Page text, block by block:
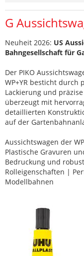
G
Neuheit 2026: US
Bahngesellschaft für
Der PIKO
WP+YR besticht durch
Lackierung und
überzeugt mit
detaillierten
auf der
Aussichtswagen der
Plastische Gravuren
Bedruckung und
Rolleigenschaften |
Modellbahnen